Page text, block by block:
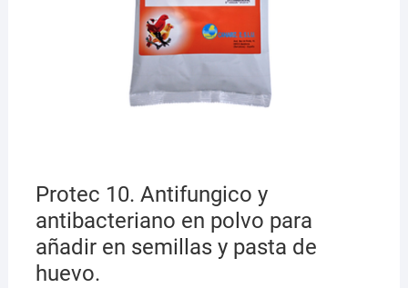
Protec 10. Antifungico y
antibacteriano en polvo para
añadir en semillas y pasta de
huevo.